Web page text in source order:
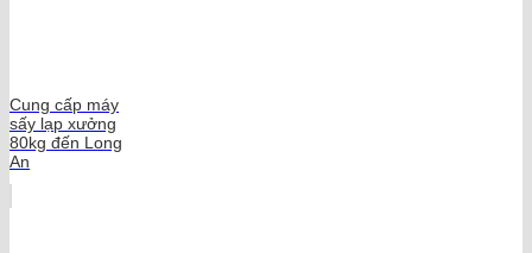
Cung cấp máy
sấy lạp xưởng
80kg đến Long
An